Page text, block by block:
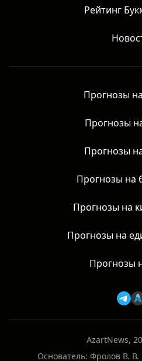
Рейтинг
Прогнозы
Прогнозы
Прогнозы
Прогнозы на
Прогнозы на
Прогнозы на
Прогнозы
AzartNews,
Основатель: Фролов В. В.